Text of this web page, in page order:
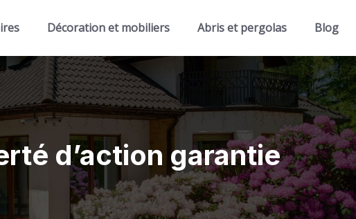
Décoration et mobiliers Abris et pergolas Blog
d’action garantie